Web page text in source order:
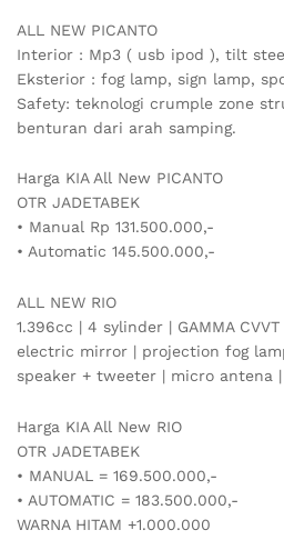
ALL NEW PICANTO
Interior : Mp3 ( usb ipod ), tilt
Eksterior : fog lamp, sign lamp,
Safety: teknologi crumple zone
benturan dari arah samping.
Harga KIA All New PICANTO
OTR JADETABEK
• Manual Rp 131.500.000,-
• Automatic 145.500.000,-
ALL NEW RIO
1.396cc | 4 sylinder | GAMMA
electric mirror | projection fog
speaker + tweeter | micro antena
Harga KIA All New RIO
OTR JADETABEK
• MANUAL = 169.500.000,-
• AUTOMATIC = 183.500.000,-
WARNA HITAM +1.000.000